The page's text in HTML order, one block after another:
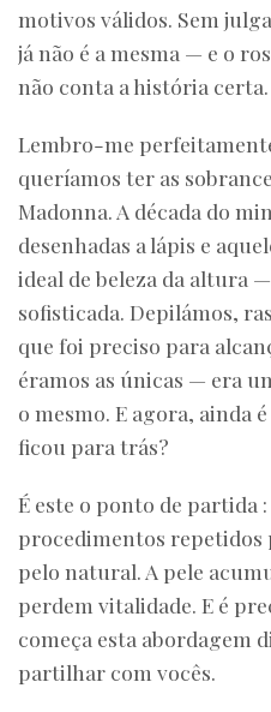
motivos válidos. Sem
já não é a mesma — e o
não conta a história certa.
Lembro-me
queríamos ter as
Madonna. A década do
desenhadas a lápis e
ideal de beleza da altura
sofisticada. Depilámos,
que foi preciso para
éramos as únicas — era
o mesmo. E agora, ainda
ficou para trás?
É este o ponto de partida
procedimentos repetidos
pelo natural. A pele
perdem vitalidade. E é
começa esta abordagem
partilhar com vocês.